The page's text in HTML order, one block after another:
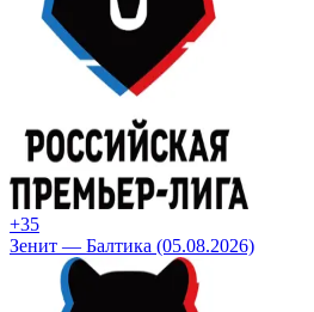
+35
Зенит — Балтика (05.08.2026)